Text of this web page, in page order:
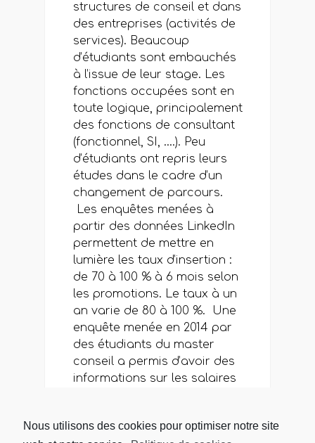
Nous utilisons des cookies pour optimiser notre site
structures de conseil et dans
des entreprises (activités de
services). Beaucoup
d’étudiants sont embauchés
à l’issue de leur stage. Les
fonctions occupées sont en
toute logique, principalement
des fonctions de consultant
(fonctionnel, SI, ….). Peu
d’étudiants ont repris leurs
études dans le cadre d’un
changement de parcours.
Les enquêtes menées à
partir des données LinkedIn
permettent de mettre en
lumière les taux d’insertion :
de 70 à 100 % à 6 mois selon
les promotions. Le taux à un
an varie de 80 à 100 %. Une
enquête menée en 2014 par
des étudiants du master
conseil a permis d’avoir des
informations sur les salaires
que nous avons avec nos